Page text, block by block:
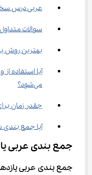
عربی درس
سوالات متداول
بهترین روش
آیا استفاده
می‌شود؟
چقدر زمان
آیا جمع
جمع بندی عربی
جمع بندی عربی